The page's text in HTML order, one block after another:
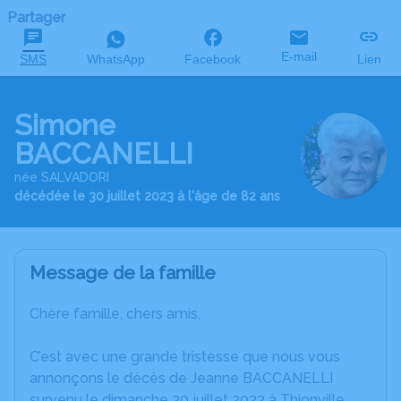
Partager
SMS WhatsApp Facebook E-mail Lien
Simone
BACCANELLI
née SALVADORI
décédée le 30 juillet 2023 à l'âge de 82 ans
Message de la famille
Chère famille, chers amis,
C’est avec une grande tristesse que nous vous
annonçons le décès de Jeanne BACCANELLI